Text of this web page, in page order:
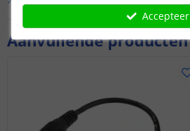
Aanvullende producten
Accepteer